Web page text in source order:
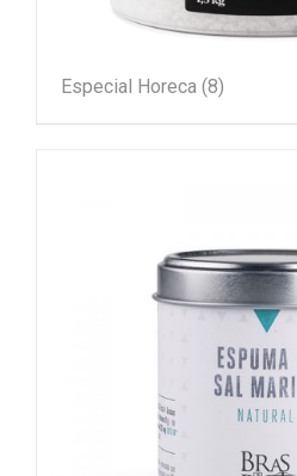
Especial Horeca (8)